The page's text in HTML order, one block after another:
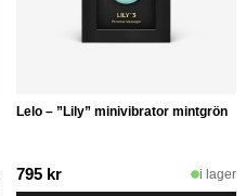
Lelo – ”Lily” minivibrator mintgrön
795 kr i lager